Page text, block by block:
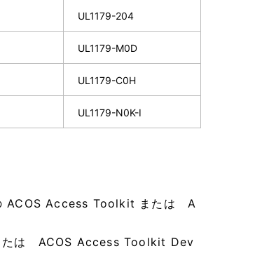
UL1179-204
UL1179-M0D
UL1179-C0H
UL1179-N0K-I
ACOS Access Toolkit または A
たは ACOS Access Toolkit Dev